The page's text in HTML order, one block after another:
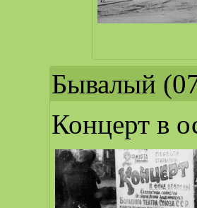
Бывалый
Концерт в